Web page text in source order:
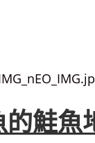
鮭魚